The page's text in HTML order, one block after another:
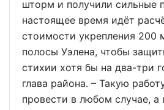
шторм и получили сильные
настоящее время идёт
стоимости укрепления 200
полосы Уэлена, чтобы
стихии хотя бы на два-три
глава района. – Такую
провести в любом случае,